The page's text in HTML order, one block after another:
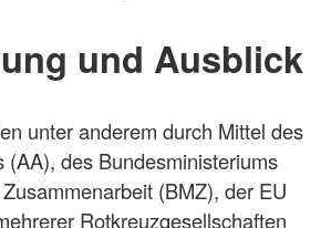
und Ausblick
unter anderem durch Mittel des
(AA), des Bundesministeriums
(BMZ), der EU
Rotkreuzgesellschaften